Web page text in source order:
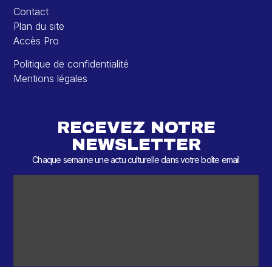
Contact
Plan du site
Accès Pro
Politique de confidentialité
Mentions légales
RECEVEZ NOTRE
NEWSLETTER
Chaque semaine une actu culturelle dans votre boîte email